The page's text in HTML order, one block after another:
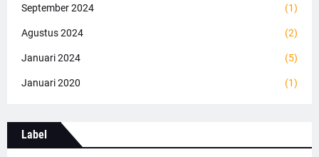
September 2024 (1)
Agustus 2024 (2)
Januari 2024 (5)
Januari 2020 (1)
Label